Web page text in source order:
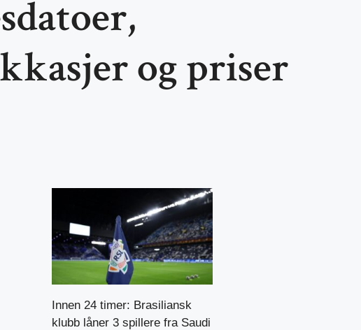
og priser
Innen 24 timer: Brasiliansk
klubb låner 3 spillere fra Saudi